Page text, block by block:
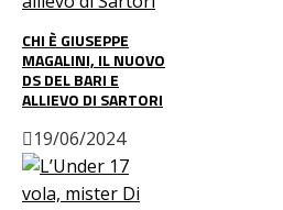
CHI È GIUSEPPE
MAGALINI, IL NUOVO
DS DEL BARI E
ALLIEVO DI SARTORI
19/06/2024